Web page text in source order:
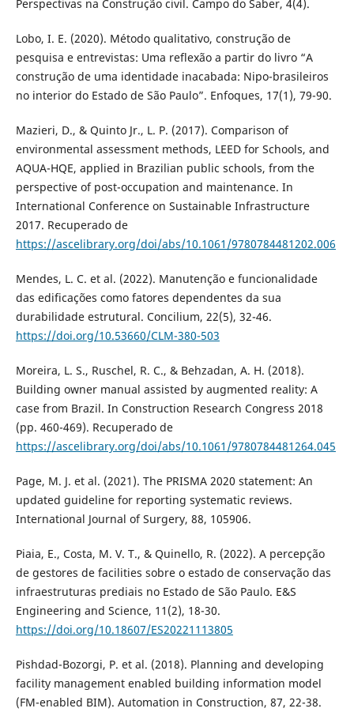
Perspectivas na Construção civil. Campo do Saber, 4(4).
Lobo, I. E. (2020). Método qualitativo, construção de
pesquisa e entrevistas: Uma reflexão a partir do livro “A
construção de uma identidade inacabada: Nipo-brasileiros
no interior do Estado de São Paulo”. Enfoques, 17(1), 79-90.
Mazieri, D., & Quinto Jr., L. P. (2017). Comparison of
environmental assessment methods, LEED for Schools, and
AQUA-HQE, applied in Brazilian public schools, from the
perspective of post-occupation and maintenance. In
International Conference on Sustainable Infrastructure
2017. Recuperado de
https://ascelibrary.org/doi/abs/10.1061/9780784481202.006
Mendes, L. C. et al. (2022). Manutenção e funcionalidade
das edificações como fatores dependentes da sua
durabilidade estrutural. Concilium, 22(5), 32-46.
https://doi.org/10.53660/CLM-380-503
Moreira, L. S., Ruschel, R. C., & Behzadan, A. H. (2018).
Building owner manual assisted by augmented reality: A
case from Brazil. In Construction Research Congress 2018
(pp. 460-469). Recuperado de
https://ascelibrary.org/doi/abs/10.1061/9780784481264.045
Page, M. J. et al. (2021). The PRISMA 2020 statement: An
updated guideline for reporting systematic reviews.
International Journal of Surgery, 88, 105906.
Piaia, E., Costa, M. V. T., & Quinello, R. (2022). A percepção
de gestores de facilities sobre o estado de conservação das
infraestruturas prediais no Estado de São Paulo. E&S
Engineering and Science, 11(2), 18-30.
https://doi.org/10.18607/ES20221113805
Pishdad-Bozorgi, P. et al. (2018). Planning and developing
facility management enabled building information model
(FM-enabled BIM). Automation in Construction, 87, 22-38.